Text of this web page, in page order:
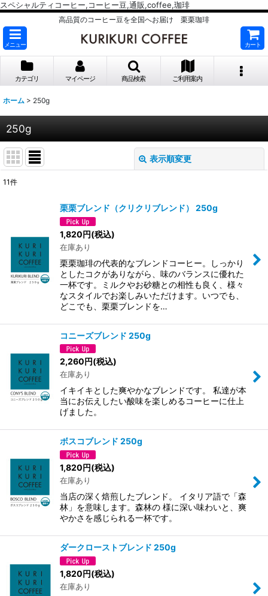
スペシャルティコーヒー,コーヒー豆,通販,coffee,珈琲
高品質のコーヒー豆を全国へお届け 栗栗珈琲
メニュー カート
カテゴリ マイページ 商品検索 ご利用案内
ホーム > 250g
250g
表示順変更
絞り込む
11件
栗栗ブレンド（クリクリブレンド） 250g
1,820円(税込)
在庫あり
栗栗珈琲の代表的なブレンドコーヒー。しっかり
としたコクがありながら、味のバランスに優れた
一杯です。ミルクやお砂糖との相性も良く、様々
なスタイルでお楽しみいただけます。いつでも、
どこでも、栗栗ブレンドを…
コニーズブレンド 250g
2,260円(税込)
在庫あり
イキイキとした爽やかなブレンドです。 私達が本
当にお伝えしたい酸味を楽しめるコーヒーに仕上
げました。
ボスコブレンド 250g
1,820円(税込)
在庫あり
当店の深く焙煎したブレンド。 イタリア語で「森
林」を意味します。森林の 様に深い味わいと、爽
やかさを感じられる一杯です。
ダークローストブレンド 250g
1,820円(税込)
在庫あり